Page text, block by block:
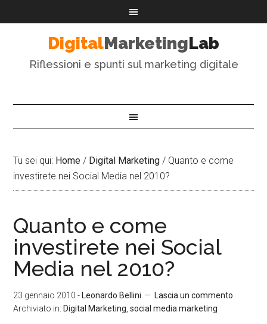
DigitalMarketingLab
Riflessioni e spunti sul marketing digitale
Tu sei qui: Home / Digital Marketing / Quanto e come
investirete nei Social Media nel 2010?
Quanto e come
investirete nei Social
Media nel 2010?
23 gennaio 2010 - Leonardo Bellini
Lascia un commento
Archiviato in: Digital Marketing ,social media marketing